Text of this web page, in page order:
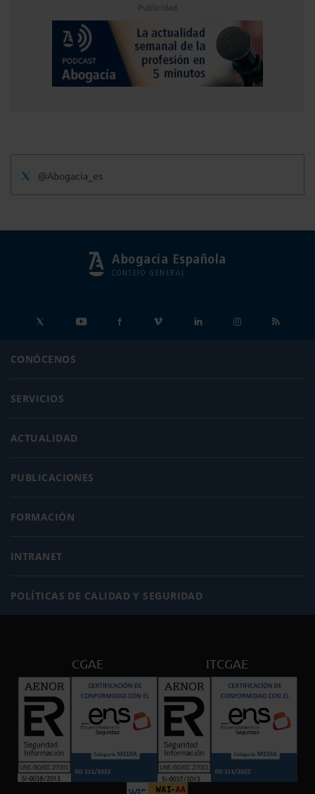
Publicidad
@Abogacia_es
Abogacía Española
CONSEJO GENERAL
CONÓCENOS
SERVICIOS
ACTUALIDAD
PUBLICACIONES
FORMACIÓN
INTRANET
POLÍTICAS DE CALIDAD Y SEGURIDAD
CGAE ITCGAE